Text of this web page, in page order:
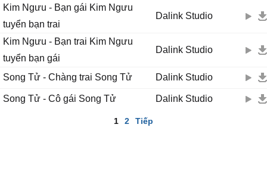
Kim Ngưu - Bạn gái Kim Ngưu
tuyển bạn trai
Dalink Studio
Kim Ngưu - Bạn trai Kim Ngưu
tuyển bạn gái
Dalink Studio
Song Tử - Chàng trai Song Tử Dalink Studio
Song Tử - Cô gái Song Tử Dalink Studio
1 2 Tiếp